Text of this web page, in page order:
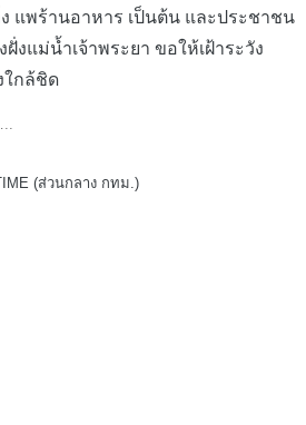
แพร้านอาหาร เป็นต้น และประชาชน
งแม่น้ำเจ้าพระยา ขอให้เฝ้าระวัง
ใกล้ชิด
(ส่วนกลาง กทม.)